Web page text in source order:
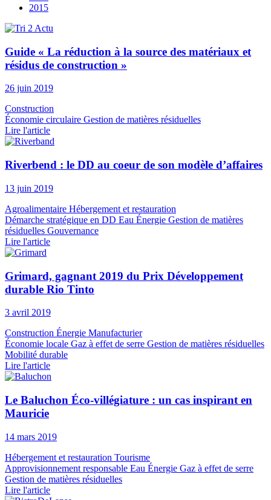
2015
Guide « La réduction à la source des matériaux et
résidus de construction »
26 juin 2019
Construction
Économie circulaire Gestion de matières résiduelles
Lire l'article
Riverbend : le DD au coeur de son modèle d’affaires
13 juin 2019
Agroalimentaire Hébergement et restauration
Démarche stratégique en DD Eau Énergie Gestion de matières
résiduelles Gouvernance
Lire l'article
Grimard, gagnant 2019 du Prix Développement
durable Rio Tinto
3 avril 2019
Construction Énergie Manufacturier
Économie locale Gaz à effet de serre Gestion de matières résiduelles
Mobilité durable
Lire l'article
Le Baluchon Éco-villégiature : un cas inspirant en
Mauricie
14 mars 2019
Hébergement et restauration Tourisme
Approvisionnement responsable Eau Énergie Gaz à effet de serre
Gestion de matières résiduelles
Lire l'article